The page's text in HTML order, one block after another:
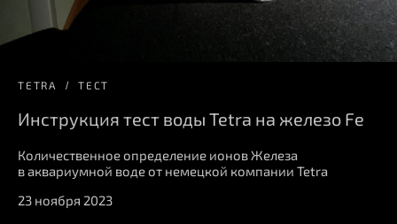
TETRA ТЕСТ
Инструкция тест воды Tetra на железо Fe
Количественное определение ионов Железа
в аквариумной воде от немецкой компании Tetra
23 ноября 2023